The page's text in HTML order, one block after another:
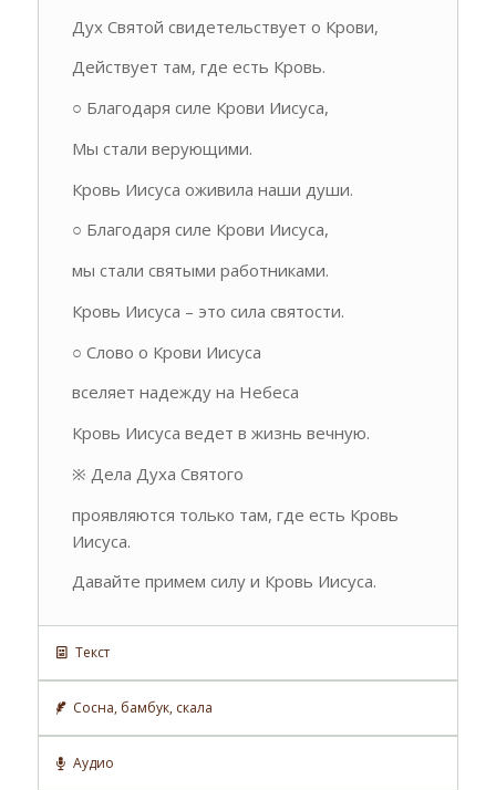
Дух Святой свидетельствует о Крови,
Действует там, где есть Кровь.
○ Благодаря силе Крови Иисуса,
Мы стали верующими.
Кровь Иисуса оживила наши души.
○ Благодаря силе Крови Иисуса,
мы стали святыми работниками.
Кровь Иисуса – это сила святости.
○ Слово о Крови Иисуса
вселяет надежду на Небеса
Кровь Иисуса ведет в жизнь вечную.
※ Дела Духа Святого
проявляются только там, где есть Кровь
Иисуса.
Давайте примем силу и Кровь Иисуса.
Текст
Сосна, бамбук, скала
Аудио